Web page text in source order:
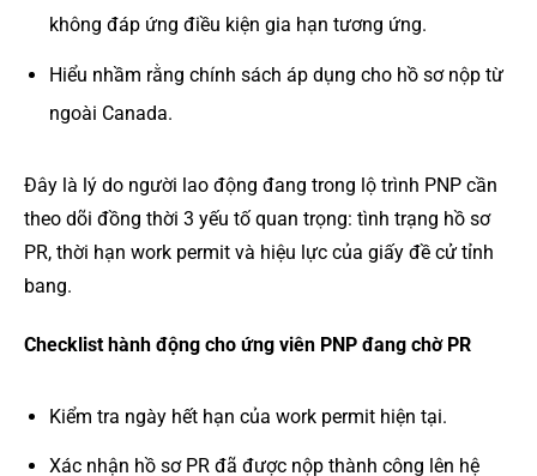
không đáp ứng điều kiện gia hạn tương ứng.
Hiểu nhầm rằng chính sách áp dụng cho hồ sơ nộp từ
ngoài Canada.
Đây là lý do người lao động đang trong lộ trình PNP cần
theo dõi đồng thời 3 yếu tố quan trọng: tình trạng hồ sơ
PR, thời hạn work permit và hiệu lực của giấy đề cử tỉnh
bang.
Checklist hành động cho ứng viên PNP đang chờ PR
Kiểm tra ngày hết hạn của work permit hiện tại.
Xác nhận hồ sơ PR đã được nộp thành công lên hệ